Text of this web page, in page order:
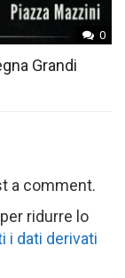
0
Grandi
a comment.
ridurre lo
i dati derivati